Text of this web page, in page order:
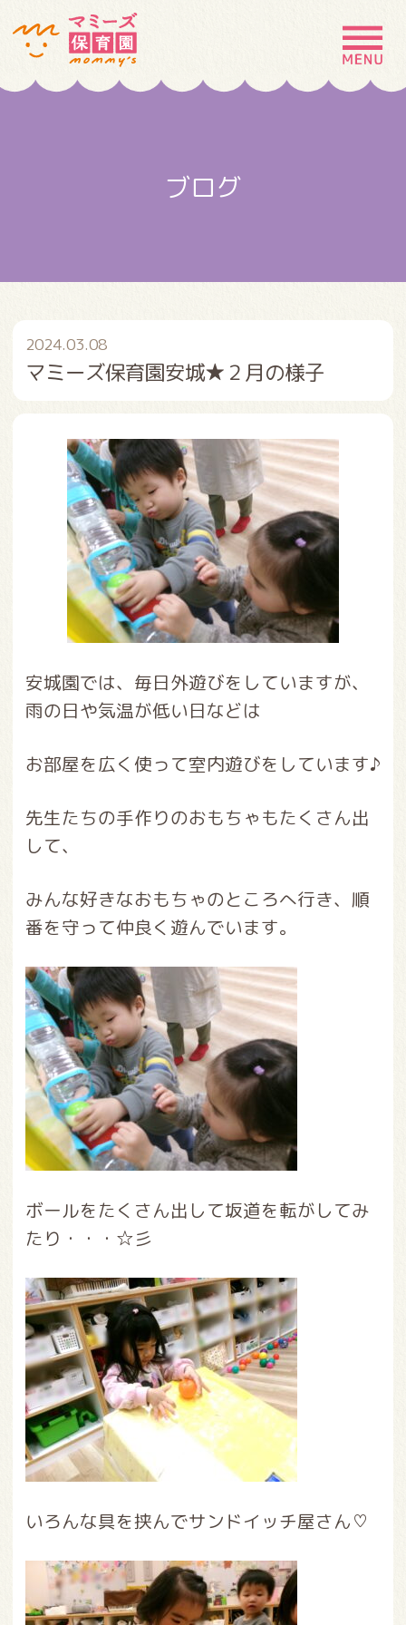
MENU
採用情報 お問い合わせ
ブログ
2024.03.08
マミーズ保育園安城★２月の様子
安城園では、毎日外遊びをしていますが、
雨の日や気温が低い日などは
お部屋を広く使って室内遊びをしています♪
先生たちの手作りのおもちゃもたくさん出
して、
みんな好きなおもちゃのところへ行き、順
番を守って仲良く遊んでいます。
ボールをたくさん出して坂道を転がしてみ
たり・・・☆彡
いろんな具を挟んでサンドイッチ屋さん♡